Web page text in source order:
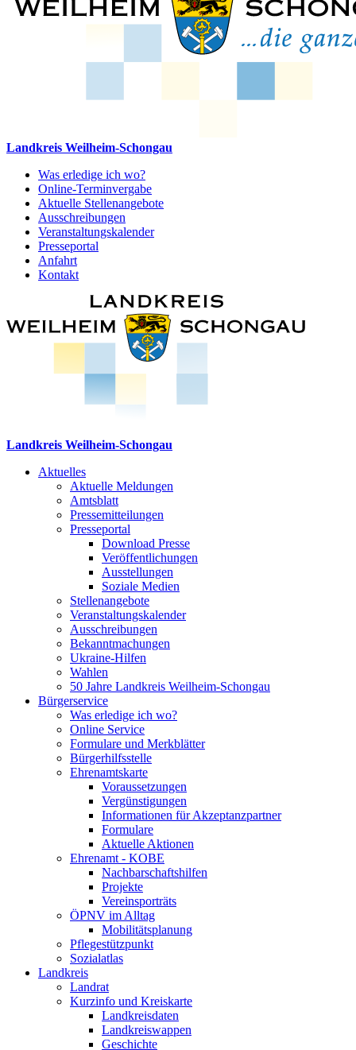
Landkreis Weilheim-Schongau
Was erledige ich wo?
Online-Terminvergabe
Aktuelle Stellenangebote
Ausschreibungen
Veranstaltungskalender
Presseportal
Anfahrt
Kontakt
Landkreis Weilheim-Schongau
Aktuelles
Aktuelle Meldungen
Amtsblatt
Pressemitteilungen
Presseportal
Download Presse
Veröffentlichungen
Ausstellungen
Soziale Medien
Stellenangebote
Veranstaltungskalender
Ausschreibungen
Bekanntmachungen
Ukraine-Hilfen
Wahlen
50 Jahre Landkreis Weilheim-Schongau
Bürgerservice
Was erledige ich wo?
Online Service
Formulare und Merkblätter
Bürgerhilfsstelle
Ehrenamtskarte
Voraussetzungen
Vergünstigungen
Informationen für Akzeptanzpartner
Formulare
Aktuelle Aktionen
Ehrenamt - KOBE
Nachbarschaftshilfen
Projekte
Vereinsporträts
ÖPNV im Alltag
Mobilitätsplanung
Pflegestützpunkt
Sozialatlas
Landkreis
Landrat
Kurzinfo und Kreiskarte
Landkreisdaten
Landkreiswappen
Geschichte